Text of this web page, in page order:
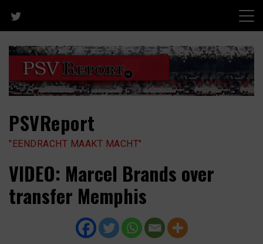
content
PSVReport
"EENDRACHT MAAKT MACHT"
VIDEO: Marcel Brands over
transfer Memphis